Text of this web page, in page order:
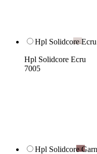
Hpl Solidcore
Hpl Solidcore Ecru
7005
Hpl Solidcore